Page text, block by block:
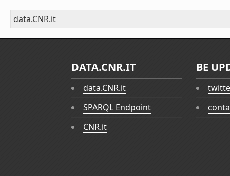
data.CNR.it
DATA.CNR.IT
data.CNR.it
SPARQL Endpoint
CNR.it
BE